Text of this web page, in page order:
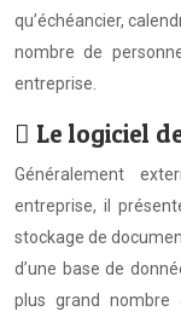
qu’échéancier,
nombre de
entreprise.
 Le logiciel
Généralement
entreprise, il
stockage de
d’une base de
plus grand nombre